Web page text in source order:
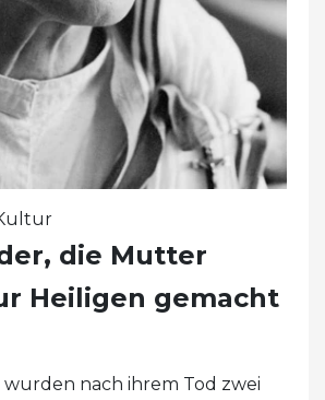
die Mutter
Heiligen gemacht
nach ihrem Tod zwei